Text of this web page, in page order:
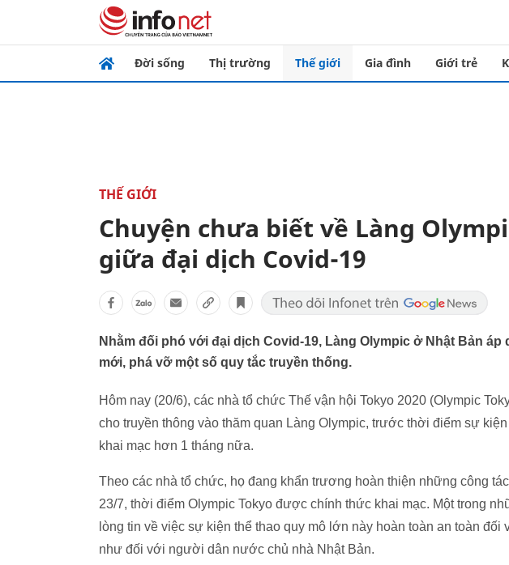
Đời sống Thị trường Thế giới Gia đình Giới trẻ
THẾ GIỚI
Chuyện chưa biết về Làng
giữa đại dịch Covid-19
Nhằm đối phó với đại dịch Covid-19, Làng Olympic ở Nhật Bản
mới, phá vỡ một số quy tắc truyền thống.
Hôm nay (20/6), các nhà tổ chức Thế vận hội Tokyo 2020 (Olympic
cho truyền thông vào thăm quan Làng Olympic, trước thời điểm sự
khai mạc hơn 1 tháng nữa.
Theo các nhà tổ chức, họ đang khẩn trương hoàn thiện những công
23/7, thời điểm Olympic Tokyo được chính thức khai mạc. Một trong
lòng tin về việc sự kiện thể thao quy mô lớn này hoàn toàn an toàn đối
như đối với người dân nước chủ nhà Nhật Bản.